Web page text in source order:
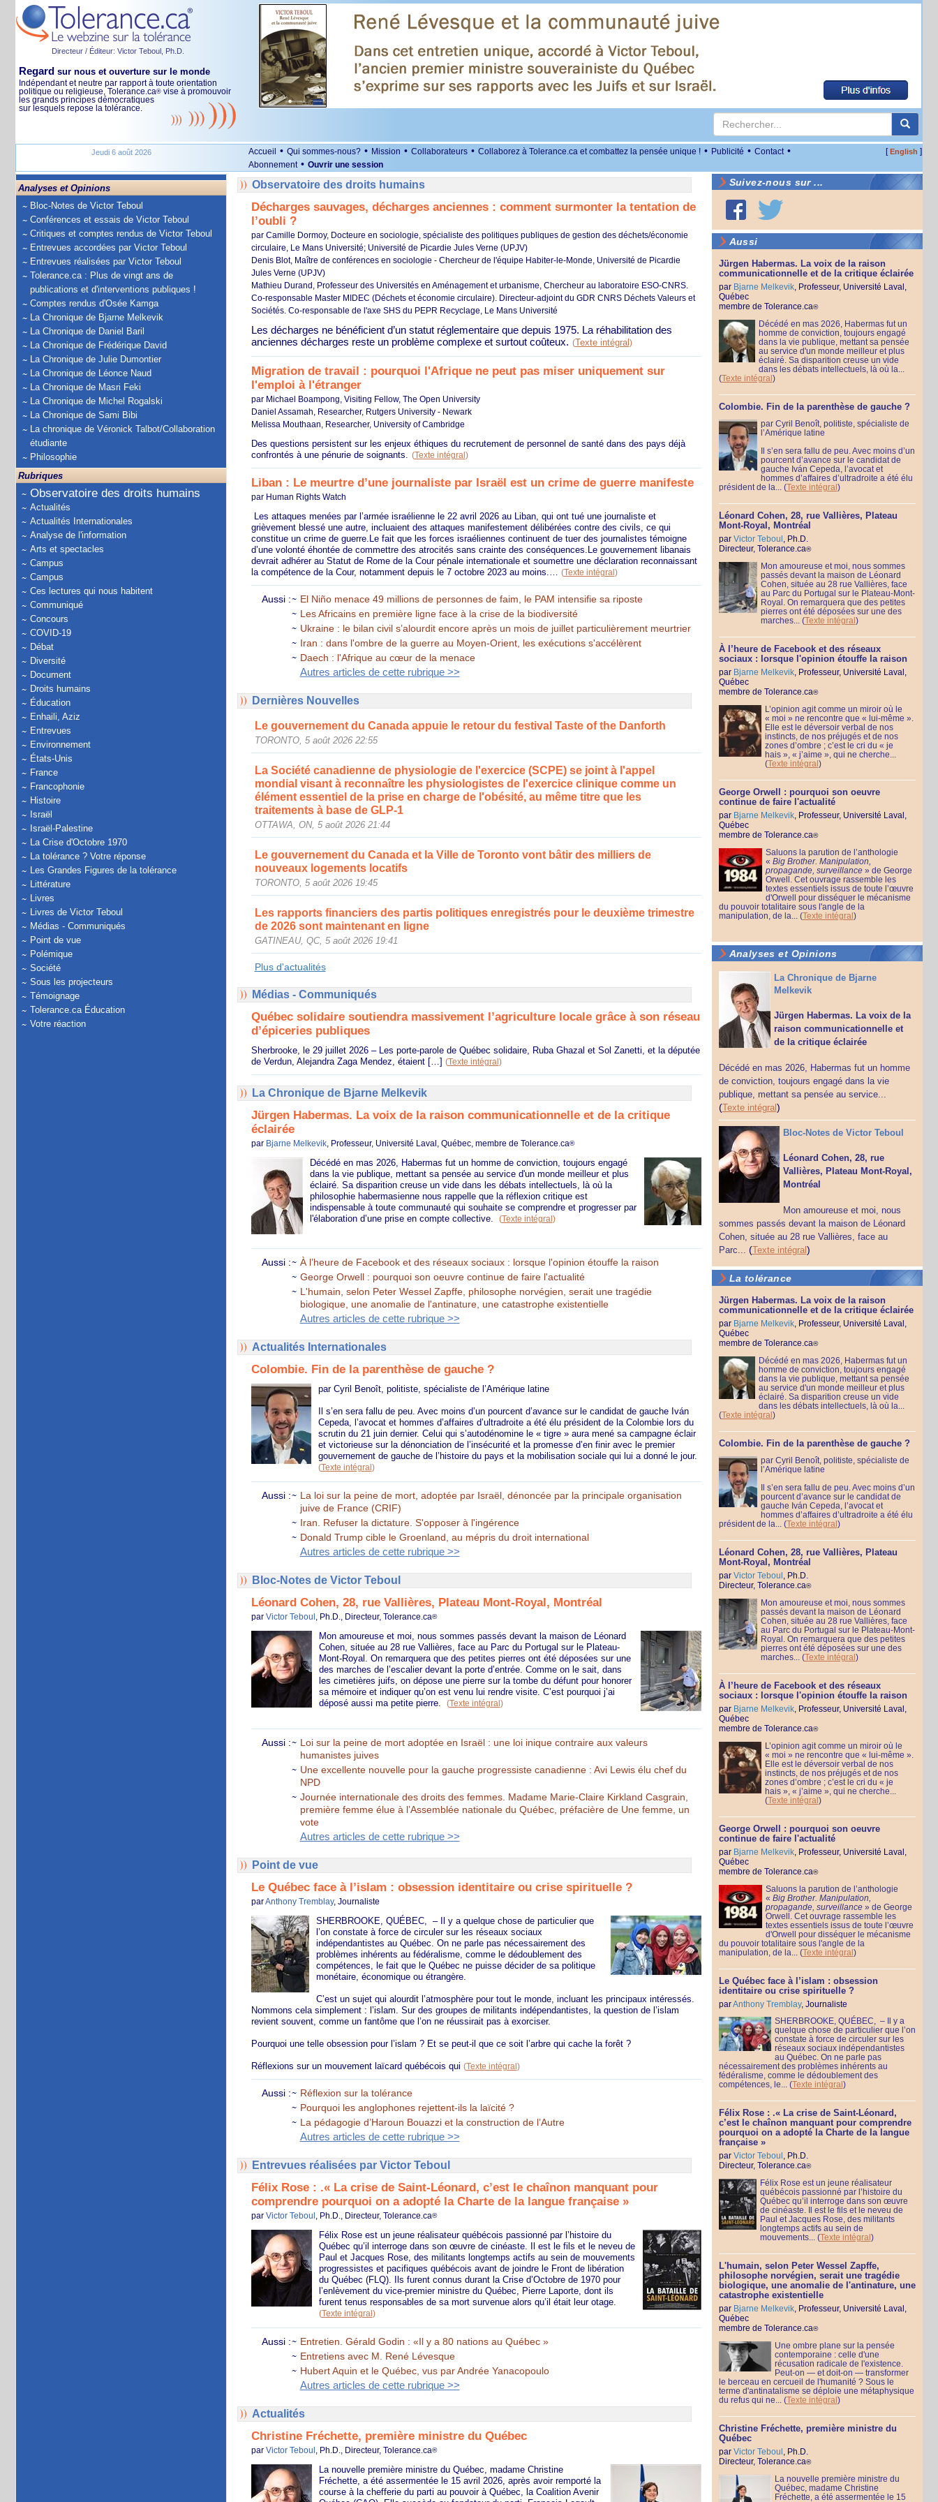
Directeur / Éditeur: Victor Teboul, Ph.D.
Regard sur nous et ouverture sur le monde
Indépendant et neutre par rapport à toute orientation
politique ou religieuse, Tolerance.ca® vise à promouvoir
les grands principes démocratiques
sur lesquels repose la tolérance.
Jeudi 6 août 2026 Accueil • Qui sommes-nous? • Mission • Collaborateurs • Collaborez à Tolerance.ca et combattez la pensée unique ! • Publicité • Contact •
Abonnement • Ouvrir une session
[English ]
Analyses et Opinions
Bloc-Notes de Victor Teboul
Conférences et essais de Victor Teboul
Critiques et comptes rendus de Victor Teboul
Entrevues accordées par Victor Teboul
Entrevues réalisées par Victor Teboul
Tolerance.ca : Plus de vingt ans de
publications et d'interventions publiques !
Comptes rendus d'Osée Kamga
La Chronique de Bjarne Melkevik
La Chronique de Daniel Baril
La Chronique de Frédérique David
La Chronique de Julie Dumontier
La Chronique de Léonce Naud
La Chronique de Masri Feki
La Chronique de Michel Rogalski
La Chronique de Sami Bibi
La chronique de Véronick Talbot/Collaboration
étudiante
Philosophie
Rubriques
Observatoire des droits humains
Actualités
Actualités Internationales
Analyse de l'information
Arts et spectacles
Campus
Campus
Ces lectures qui nous habitent
Communiqué
Concours
COVID-19
Débat
Diversité
Document
Droits humains
Éducation
Enhaili, Aziz
Entrevues
Environnement
États-Unis
France
Francophonie
Histoire
Israël
Israël-Palestine
La Crise d'Octobre 1970
La tolérance ? Votre réponse
Les Grandes Figures de la tolérance
Littérature
Livres
Livres de Victor Teboul
Médias - Communiqués
Point de vue
Polémique
Société
Sous les projecteurs
Témoignage
Tolerance.ca Éducation
Votre réaction
Observatoire des droits humains
Décharges sauvages, décharges anciennes : comment surmonter la tentation de
l’oubli ?
par Camille Dormoy, Docteure en sociologie, spécialiste des politiques publiques de gestion des déchets/économie
circulaire, Le Mans Université; Université de Picardie Jules Verne (UPJV)
Denis Blot, Maître de conférences en sociologie - Chercheur de l'équipe Habiter-le-Monde, Université de Picardie
Jules Verne (UPJV)
Mathieu Durand, Professeur des Universités en Aménagement et urbanisme, Chercheur au laboratoire ESO-CNRS.
Co-responsable Master MIDEC (Déchets et économie circulaire). Directeur-adjoint du GDR CNRS Déchets Valeurs et
Sociétés. Co-responsable de l'axe SHS du PEPR Recyclage, Le Mans Université
Les décharges ne bénéficient d’un statut réglementaire que depuis 1975. La réhabilitation des
anciennes décharges reste un problème complexe et surtout coûteux. (Texte intégral)
Migration de travail : pourquoi l'Afrique ne peut pas miser uniquement sur
l'emploi à l'étranger
par Michael Boampong, Visiting Fellow, The Open University
Daniel Assamah, Researcher, Rutgers University - Newark
Melissa Mouthaan, Researcher, University of Cambridge
Des questions persistent sur les enjeux éthiques du recrutement de personnel de santé dans des pays déjà
confrontés à une pénurie de soignants. (Texte intégral )
Liban : Le meurtre d’une journaliste par Israël est un crime de guerre manifeste
par Human Rights Watch
Les attaques menées par l’armée israélienne le 22 avril 2026 au Liban, qui ont tué une journaliste et
grièvement blessé une autre, incluaient des attaques manifestement délibérées contre des civils, ce qui
constitue un crime de guerre.Le fait que les forces israéliennes continuent de tuer des journalistes témoigne
d’une volonté éhontée de commettre des atrocités sans crainte des conséquences.Le gouvernement libanais
devrait adhérer au Statut de Rome de la Cour pénale internationale et soumettre une déclaration reconnaissant
la compétence de la Cour, notamment depuis le 7 octobre 2023 au moins.… (Texte intégral )
Aussi :
El Niño menace 49 millions de personnes de faim, le PAM intensifie sa riposte
Les Africains en première ligne face à la crise de la biodiversité
Ukraine : le bilan civil s’alourdit encore après un mois de juillet particulièrement meurtrier
Iran : dans l'ombre de la guerre au Moyen-Orient, les exécutions s'accélèrent
Daech : l'Afrique au cœur de la menace
Autres articles de cette rubrique >>
Dernières Nouvelles
Le gouvernement du Canada appuie le retour du festival Taste of the Danforth
TORONTO, 5 août 2026 22:55
La Société canadienne de physiologie de l'exercice (SCPE) se joint à l'appel
mondial visant à reconnaître les physiologistes de l'exercice clinique comme un
élément essentiel de la prise en charge de l'obésité, au même titre que les
traitements à base de GLP-1
OTTAWA, ON, 5 août 2026 21:44
Le gouvernement du Canada et la Ville de Toronto vont bâtir des milliers de
nouveaux logements locatifs
TORONTO, 5 août 2026 19:45
Les rapports financiers des partis politiques enregistrés pour le deuxième trimestre
de 2026 sont maintenant en ligne
GATINEAU, QC, 5 août 2026 19:41
Plus d'actualités
Médias - Communiqués
Québec solidaire soutiendra massivement l’agriculture locale grâce à son réseau
d’épiceries publiques
Sherbrooke, le 29 juillet 2026 – Les porte-parole de Québec solidaire, Ruba Ghazal et Sol Zanetti, et la députée
de Verdun, Alejandra Zaga Mendez, étaient […] (Texte intégral )
La Chronique de Bjarne Melkevik
Jürgen Habermas. La voix de la raison communicationnelle et de la critique
éclairée
par Bjarne Melkevik, Professeur, Université Laval, Québec, membre de Tolerance.ca®
Décédé en mas 2026, Habermas fut un homme de conviction, toujours engagé
dans la vie publique, mettant sa pensée au service d'un monde meilleur et plus
éclairé. Sa disparition creuse un vide dans les débats intellectuels, là où la
philosophie habermasienne nous rappelle que la réflexion critique est
indispensable à toute communauté qui souhaite se comprendre et progresser par
l'élaboration d’une prise en compte collective. (Texte intégral )
Aussi : À l’heure de Facebook et des réseaux sociaux : lorsque l'opinion étouffe la raison
George Orwell : pourquoi son oeuvre continue de faire l'actualité
L'humain, selon Peter Wessel Zapffe, philosophe norvégien, serait une tragédie
biologique, une anomalie de l'antinature, une catastrophe existentielle
Autres articles de cette rubrique >>
Actualités Internationales
Colombie. Fin de la parenthèse de gauche ?
par Cyril Benoît, politiste, spécialiste de l’Amérique latine
Il s’en sera fallu de peu. Avec moins d’un pourcent d’avance sur le candidat de gauche Iván
Cepeda, l’avocat et hommes d’affaires d’ultradroite a été élu président de la Colombie lors du
scrutin du 21 juin dernier. Celui qui s’autodénomine le « tigre » aura mené sa campagne éclair
et victorieuse sur la dénonciation de l’insécurité et la promesse d’en finir avec le premier
gouvernement de gauche de l’histoire du pays et la mobilisation sociale qui lui a donné le jour.
(Texte intégral )
Aussi :
La loi sur la peine de mort, adoptée par Israël, dénoncée par la principale organisation
juive de France (CRIF)
Iran. Refuser la dictature. S'opposer à l'ingérence
Donald Trump cible le Groenland, au mépris du droit international
Autres articles de cette rubrique >>
Bloc-Notes de Victor Teboul
Léonard Cohen, 28, rue Vallières, Plateau Mont-Royal, Montréal
par Victor Teboul , Ph.D., Directeur, Tolerance.ca®
Mon amoureuse et moi, nous sommes passés devant la maison de Léonard
Cohen, située au 28 rue Vallières, face au Parc du Portugal sur le Plateau-
Mont-Royal. On remarquera que des petites pierres ont été déposées sur une
des marches de l’escalier devant la porte d’entrée. Comme on le sait, dans
les cimetières juifs, on dépose une pierre sur la tombe du défunt pour honorer
sa mémoire et indiquer qu’on est venu lui rendre visite. C’est pourquoi j’ai
déposé aussi ma petite pierre. (Texte intégral )
Aussi :
Loi sur la peine de mort adoptée en Israël : une loi inique contraire aux valeurs
humanistes juives
Une excellente nouvelle pour la gauche progressiste canadienne : Avi Lewis élu chef du
NPD
Journée internationale des droits des femmes. Madame Marie-Claire Kirkland Casgrain,
première femme élue à l’Assemblée nationale du Québec, préfacière de Une femme, un
vote
Autres articles de cette rubrique >>
Point de vue
Le Québec face à l’islam : obsession identitaire ou crise spirituelle ?
parAnthony Tremblay, Journaliste
SHERBROOKE, QUÉBEC, – Il y a quelque chose de particulier que
l’on constate à force de circuler sur les réseaux sociaux
indépendantistes au Québec. On ne parle pas nécessairement des
problèmes inhérents au fédéralisme, comme le dédoublement des
compétences, le fait que le Québec ne puisse décider de sa politique
monétaire, économique ou étrangère.
C’est un sujet qui alourdit l’atmosphère pour tout le monde, incluant les principaux intéressés.
Nommons cela simplement : l’islam. Sur des groupes de militants indépendantistes, la question de l’islam
revient souvent, comme un fantôme que l’on ne réussirait pas à exorciser.
Pourquoi une telle obsession pour l’islam ? Et se peut-il que ce soit l’arbre qui cache la forêt ?
Réflexions sur un mouvement laïcard québécois qui (Texte intégral )
Aussi :
Réflexion sur la tolérance
Pourquoi les anglophones rejettent-ils la laïcité ?
La pédagogie d’Haroun Bouazzi et la construction de l’Autre
Autres articles de cette rubrique >>
Entrevues réalisées par Victor Teboul
Félix Rose : .« La crise de Saint-Léonard, c’est le chaînon manquant pour
comprendre pourquoi on a adopté la Charte de la langue française »
par Victor Teboul , Ph.D., Directeur, Tolerance.ca®
Félix Rose est un jeune réalisateur québécois passionné par l’histoire du
Québec qu’il interroge dans son œuvre de cinéaste. Il est le fils et le neveu de
Paul et Jacques Rose, des militants longtemps actifs au sein de mouvements
progressistes et pacifiques québécois avant de joindre le Front de libération
du Québec (FLQ). Ils furent connus durant la Crise d’Octobre de 1970 pour
l’enlèvement du vice-premier ministre du Québec, Pierre Laporte, dont ils
furent tenus responsables de sa mort survenue alors qu’il était leur otage.
(Texte intégral )
Aussi :
Entretien. Gérald Godin : «Il y a 80 nations au Québec »
Entretiens avec M. René Lévesque
Hubert Aquin et le Québec, vus par Andrée Yanacopoulo
Autres articles de cette rubrique >>
Actualités
Christine Fréchette, première ministre du Québec
par Victor Teboul , Ph.D., Directeur, Tolerance.ca®
La nouvelle première ministre du Québec, madame Christine
Fréchette, a été assermentée le 15 avril 2026, après avoir remporté la
course à la chefferie du parti au pouvoir à Québec, la Coalition Avenir
Suivez-nous sur ...
Aussi
Jürgen Habermas. La voix de la raison
communicationnelle et de la critique éclairée
par Bjarne Melkevik, Professeur, Université Laval,
Québec
membre de Tolerance.ca®
Décédé en mas 2026, Habermas fut un
homme de conviction, toujours engagé
dans la vie publique, mettant sa pensée
au service d'un monde meilleur et plus
éclairé. Sa disparition creuse un vide
dans les débats intellectuels, là où la...
(Texte intégral )
Colombie. Fin de la parenthèse de gauche ?
par Cyril Benoît, politiste, spécialiste de
l’Amérique latine
Il s’en sera fallu de peu. Avec moins d’un
pourcent d’avance sur le candidat de
gauche Iván Cepeda, l’avocat et
hommes d’affaires d’ultradroite a été élu
président de la... (Texte intégral )
Léonard Cohen, 28, rue Vallières, Plateau
Mont-Royal, Montréal
par Victor Teboul , Ph.D.
Directeur, Tolerance.ca®
Mon amoureuse et moi, nous sommes
passés devant la maison de Léonard
Cohen, située au 28 rue Vallières, face
au Parc du Portugal sur le Plateau-Mont-
Royal. On remarquera que des petites
pierres ont été déposées sur une des
marches... (Texte intégral )
À l’heure de Facebook et des réseaux
sociaux : lorsque l'opinion étouffe la raison
par Bjarne Melkevik, Professeur, Université Laval,
Québec
membre de Tolerance.ca®
L’opinion agit comme un miroir où le
« moi » ne rencontre que « lui-même ».
Elle est le déversoir verbal de nos
instincts, de nos préjugés et de nos
zones d’ombre ; c’est le cri du « je
hais », « j’aime », qui ne cherche...
(Texte intégral )
George Orwell : pourquoi son oeuvre
continue de faire l'actualité
par Bjarne Melkevik, Professeur, Université Laval,
Québec
membre de Tolerance.ca®
Saluons la parution de l’anthologie
« Big Brother. Manipulation,
propagande, surveillance » de George
Orwell. Cet ouvrage rassemble les
textes essentiels issus de toute l’œuvre
d'Orwell pour disséquer le mécanisme
du pouvoir totalitaire sous l'angle de la
manipulation, de la... (Texte intégral )
Analyses et Opinions
La Chronique de Bjarne
Melkevik
Jürgen Habermas. La voix de la
raison communicationnelle et
de la critique éclairée
Décédé en mas 2026, Habermas fut un homme
de conviction, toujours engagé dans la vie
publique, mettant sa pensée au service...
(Texte intégral )
Bloc-Notes de Victor Teboul
Léonard Cohen, 28, rue
Vallières, Plateau Mont-Royal,
Montréal
Mon amoureuse et moi, nous
sommes passés devant la maison de Léonard
Cohen, située au 28 rue Vallières, face au
Parc... (Texte intégral )
La tolérance
Jürgen Habermas. La voix de la raison
communicationnelle et de la critique éclairée
par Bjarne Melkevik, Professeur, Université Laval,
Québec
membre de Tolerance.ca®
Décédé en mas 2026, Habermas fut un
homme de conviction, toujours engagé
dans la vie publique, mettant sa pensée
au service d'un monde meilleur et plus
éclairé. Sa disparition creuse un vide
dans les débats intellectuels, là où la...
(Texte intégral )
Colombie. Fin de la parenthèse de gauche ?
par Cyril Benoît, politiste, spécialiste de
l’Amérique latine
Il s’en sera fallu de peu. Avec moins d’un
pourcent d’avance sur le candidat de
gauche Iván Cepeda, l’avocat et
hommes d’affaires d’ultradroite a été élu
président de la... (Texte intégral )
Léonard Cohen, 28, rue Vallières, Plateau
Mont-Royal, Montréal
par Victor Teboul , Ph.D.
Directeur, Tolerance.ca®
Mon amoureuse et moi, nous sommes
passés devant la maison de Léonard
Cohen, située au 28 rue Vallières, face
au Parc du Portugal sur le Plateau-Mont-
Royal. On remarquera que des petites
pierres ont été déposées sur une des
marches... (Texte intégral )
À l’heure de Facebook et des réseaux
sociaux : lorsque l'opinion étouffe la raison
par Bjarne Melkevik, Professeur, Université Laval,
Québec
membre de Tolerance.ca®
L’opinion agit comme un miroir où le
« moi » ne rencontre que « lui-même ».
Elle est le déversoir verbal de nos
instincts, de nos préjugés et de nos
zones d’ombre ; c’est le cri du « je
hais », « j’aime », qui ne cherche...
(Texte intégral )
George Orwell : pourquoi son oeuvre
continue de faire l'actualité
par Bjarne Melkevik, Professeur, Université Laval,
Québec
membre de Tolerance.ca®
Saluons la parution de l’anthologie
« Big Brother. Manipulation,
propagande, surveillance » de George
Orwell. Cet ouvrage rassemble les
textes essentiels issus de toute l’œuvre
d'Orwell pour disséquer le mécanisme
du pouvoir totalitaire sous l'angle de la
manipulation, de la... (Texte intégral )
Le Québec face à l’islam : obsession
identitaire ou crise spirituelle ?
parAnthony Tremblay, Journaliste
SHERBROOKE, QUÉBEC, – Il y a
quelque chose de particulier que l’on
constate à force de circuler sur les
réseaux sociaux indépendantistes
au Québec. On ne parle pas
nécessairement des problèmes inhérents au
fédéralisme, comme le dédoublement des
compétences, le... (Texte intégral )
Félix Rose : .« La crise de Saint-Léonard,
c’est le chaînon manquant pour comprendre
pourquoi on a adopté la Charte de la langue
française »
par Victor Teboul , Ph.D.
Directeur, Tolerance.ca®
Félix Rose est un jeune réalisateur
québécois passionné par l’histoire du
Québec qu’il interroge dans son œuvre
de cinéaste. Il est le fils et le neveu de
Paul et Jacques Rose, des militants
longtemps actifs au sein de
mouvements... (Texte intégral )
L'humain, selon Peter Wessel Zapffe,
philosophe norvégien, serait une tragédie
biologique, une anomalie de l'antinature, une
catastrophe existentielle
par Bjarne Melkevik, Professeur, Université Laval,
Québec
membre de Tolerance.ca®
Une ombre plane sur la pensée
contemporaine : celle d'une
récusation radicale de l'existence.
Peut-on — et doit-on — transformer
le berceau en cercueil de l'humanité ? Sous le
terme d'antinatalisme se déploie une métaphysique
du refus qui ne... (Texte intégral )
Christine Fréchette, première ministre du
Québec
par Victor Teboul , Ph.D.
Directeur, Tolerance.ca®
La nouvelle première ministre du
Québec, madame Christine
Fréchette, a été assermentée le 15